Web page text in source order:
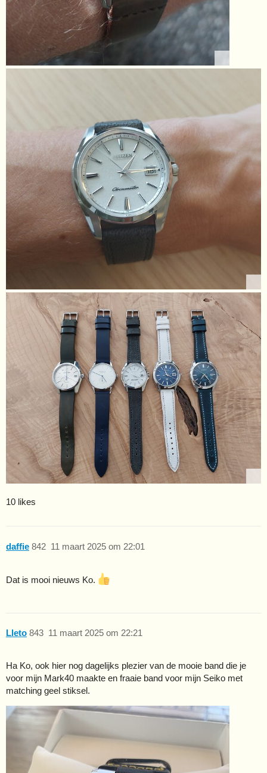
10 likes
daffie 11 maart 2025 om 22:01
842
Dat is mooi nieuws Ko.
Lleto 11 maart 2025 om 22:21
843
Ha Ko, ook hier nog dagelijks plezier van de mooie band die je
voor mijn Mark40 maakte en fraaie band voor mijn Seiko met
matching geel stiksel.